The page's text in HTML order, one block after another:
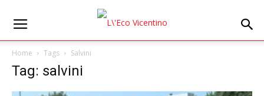
Home Tags Salvini
Tag: salvini